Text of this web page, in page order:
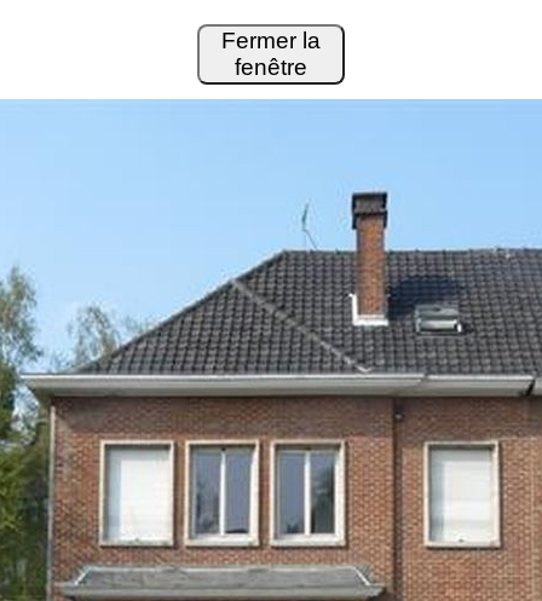
Fermer la
fenêtre